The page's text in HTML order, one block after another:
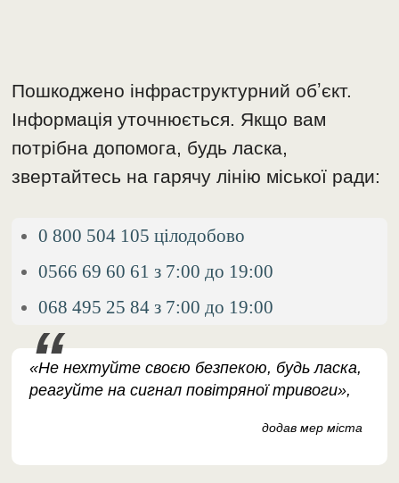
Пошкоджено інфраструктурний обʼєкт.
Інформація уточнюється. Якщо вам
потрібна допомога, будь ласка,
звертайтесь на гарячу лінію міської ради:
0 800 504 105 цілодобово
0566 69 60 61 з 7:00 до 19:00
068 495 25 84 з 7:00 до 19:00
«Не нехтуйте своєю безпекою, будь ласка,
реагуйте на сигнал повітряної тривоги»,
додав мер міста